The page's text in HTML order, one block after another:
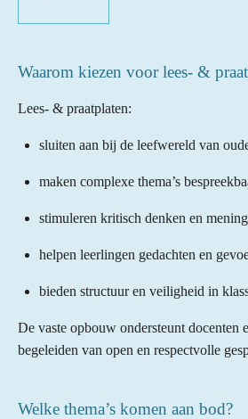
Waarom kiezen voor lees- &
Lees- & praatplaten:
sluiten aan bij de leefwereld van
maken complexe thema’s
stimuleren kritisch denken en
helpen leerlingen gedachten en
bieden structuur en veiligheid in
De vaste opbouw ondersteunt docenten
begeleiden van open en respectvolle
Welke thema’s komen aan bod?